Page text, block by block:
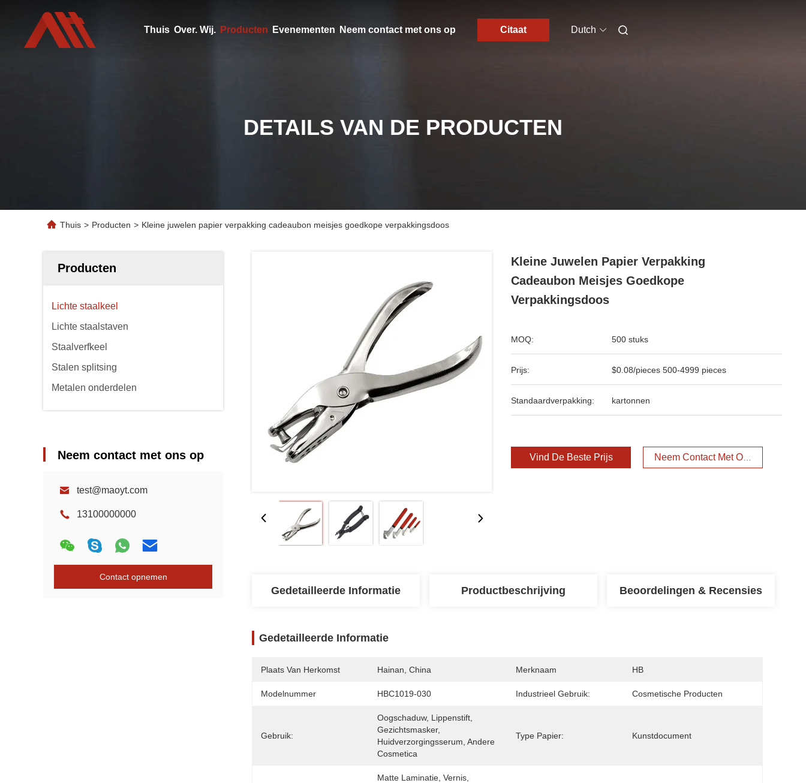
Thuis Over. Wij. Producten Evenementen Neem contact met ons op Citaat Dutch
DETAILS VAN DE PRODUCTEN
Thuis > Producten > Kleine juwelen papier verpakking cadeaubon meisjes goedkope verpakkingsdoos
Producten
Lichte staalkeel
Lichte staalstaven
Staalverfkeel
Stalen splitsing
Metalen onderdelen
Neem contact met ons op
test@maoyt.com
13100000000
Contact opnemen
Kleine Juwelen Papier Verpakking
Cadeaubon Meisjes Goedkope
Verpakkingsdoos
MOQ: 500 stuks
Prijs: $0.08/pieces 500-4999 pieces
Standaardverpakking: kartonnen
Vind De Beste Prijs Neem Contact Met Ons Op
Gedetailleerde Informatie Productbeschrijving Beoordelingen & Recensies
Gedetailleerde Informatie
Plaats Van Herkomst Hainan, China Merknaam HB
Modelnummer HBC1019-030 Industrieel Gebruik: Cosmetische Producten
Gebruik:
Oogschaduw, Lippenstift,
Gezichtsmasker,
Huidverzorgingsserum, Andere
Cosmetica
Type Papier: Kunstdocument
Matte Laminatie, Vernis,